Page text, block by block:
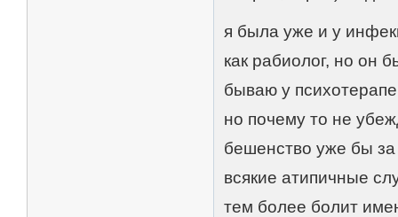
я была уже и у
как рабиолог, но он
бываю у
но почему то не
бешенство уже бы за
всякие атипичные
тем более болит